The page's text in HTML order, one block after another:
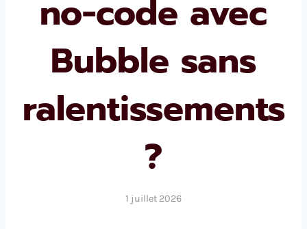
no-code avec
Bubble sans
ralentissements
?
1 juillet 2026